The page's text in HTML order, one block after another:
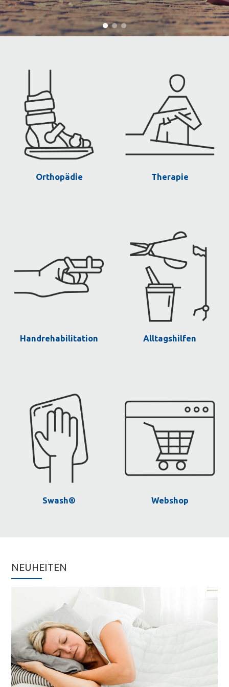
Orthopädie Therapie
Handrehabilitation Alltagshilfen
Swash® Webshop
NEUHEITEN